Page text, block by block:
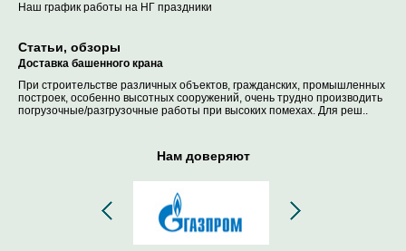
Наш график работы на НГ праздники
Статьи, обзоры
Доставка башенного крана
При строительстве различных объектов, гражданских, промышленных
построек, особенно высотных сооружений, очень трудно производить
погрузочные/разгрузочные работы при высоких помехах. Для реш..
Нам доверяют